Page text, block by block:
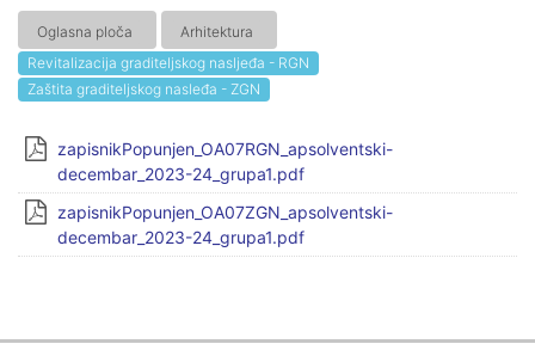
Oglasna ploča
Arhitektura
Revitalizacija graditeljskog nasljeđa - RGN
Zaštita graditeljskog nasleđa - ZGN
zapisnikPopunjen_OA07RGN_apsolventski-
decembar_2023-24_grupa1.pdf
zapisnikPopunjen_OA07ZGN_apsolventski-
decembar_2023-24_grupa1.pdf